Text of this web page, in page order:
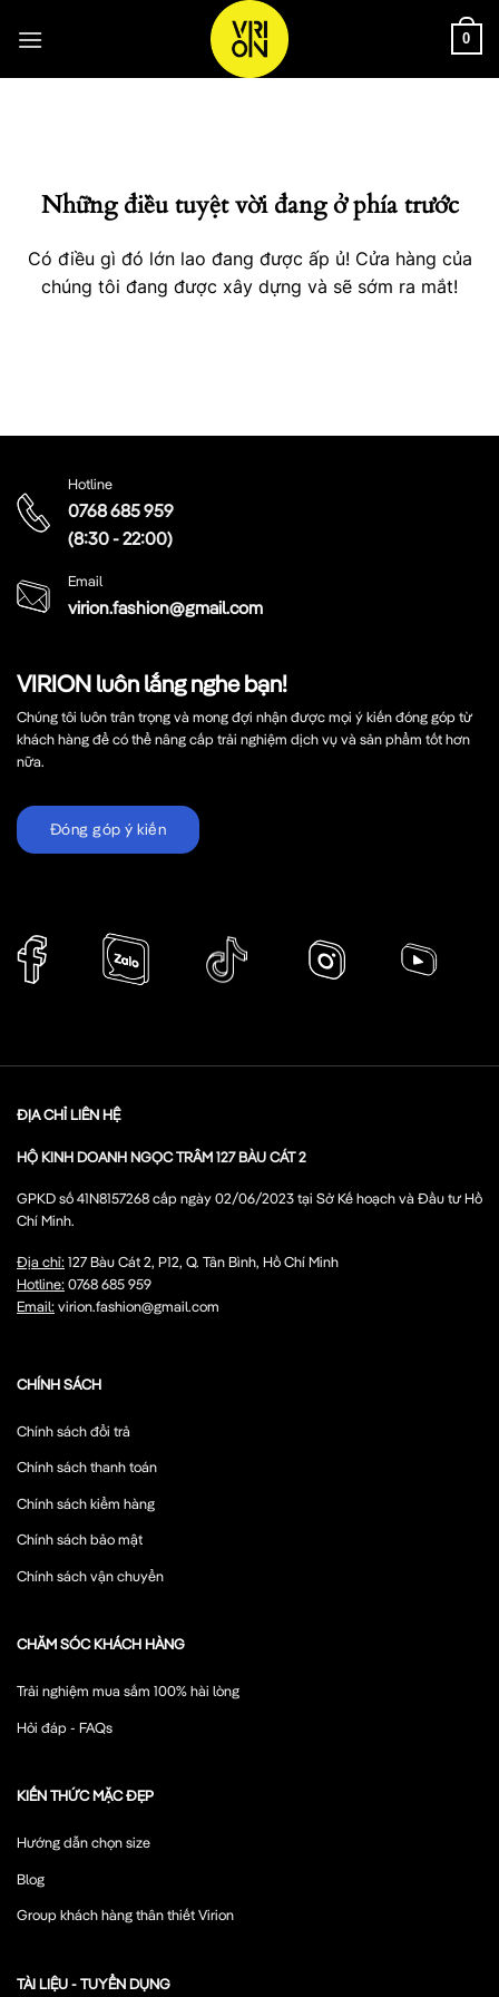
qua
0
Những điều tuyệt vời đang ở phía trước
Có điều gì đó lớn lao đang được ấp ủ! Cửa hàng của
chúng tôi đang được xây dựng và sẽ sớm ra mắt!
VIRION luôn lắng nghe bạn!
Chúng tôi luôn trân trọng và mong đợi nhận được mọi ý kiến đóng góp từ
khách hàng để có thể nâng cấp trải nghiệm dịch vụ và sản phẩm tốt hơn
nữa.
Đóng góp ý kiến
Hotline
0768 685 959
(8:30 - 22:00)
Email
virion.fashion@gmail.com
ĐỊA CHỈ LIÊN HỆ
HỘ KINH DOANH NGỌC TRÂM 127 BÀU CÁT 2
GPKD số 41N8157268 cấp ngày 02/06/2023 tại Sở Kế hoạch và Đầu tư Hồ
Chí Minh.
Địa chỉ:127 Bàu Cát 2, P12, Q. Tân Bình, Hồ Chí Minh
Hotline:0768 685 959
Email:virion.fashion@gmail.com
CHÍNH SÁCH
Chính sách đổi trả
Chính sách thanh toán
Chính sách kiểm hàng
Chính sách bảo mật
Chính sách vận chuyển
CHĂM SÓC KHÁCH HÀNG
Trải nghiệm mua sắm 100% hài lòng
Hỏi đáp - FAQs
KIẾN THỨC MẶC ĐẸP
Hướng dẫn chọn size
Blog
Group khách hàng thân thiết Virion
TÀI LIỆU - TUYỂN DỤNG